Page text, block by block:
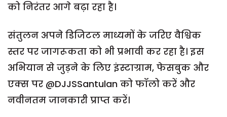
को निरंतर आगे बढ़ा रहा है।
संतुलन अपने डिजिटल माध्यमों के जरिए वैश्विक
स्तर पर जागरूकता को भी प्रभावी कर रहा है। इस
अभियान से जुड़ने के लिए इंस्टाग्राम, फेसबुक और
एक्स पर @DJJSSantulan को फॉलो करें और
नवीनतम जानकारी प्राप्त करें।